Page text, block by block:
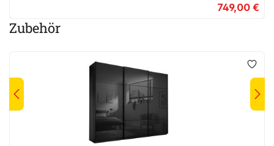
749,00 €
Zubehör